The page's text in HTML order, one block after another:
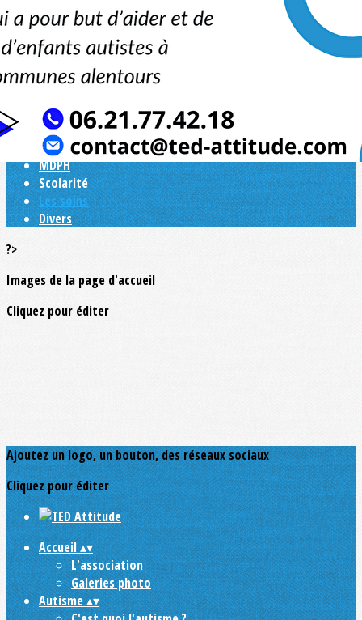
Exporter les lignes sélectionnées
Exporter toutes les colonnes
Exporter uniquement les colonnes affichées
Menu
>
Quelques pistes....
MDPH
Scolarité
Les soins
Divers
?>
Images de la page d'accueil
Cliquez pour éditer
Ajoutez un logo, un bouton, des réseaux sociaux
Cliquez pour éditer
Accueil▴▾
L'association
Galeries photo
Autisme▴▾